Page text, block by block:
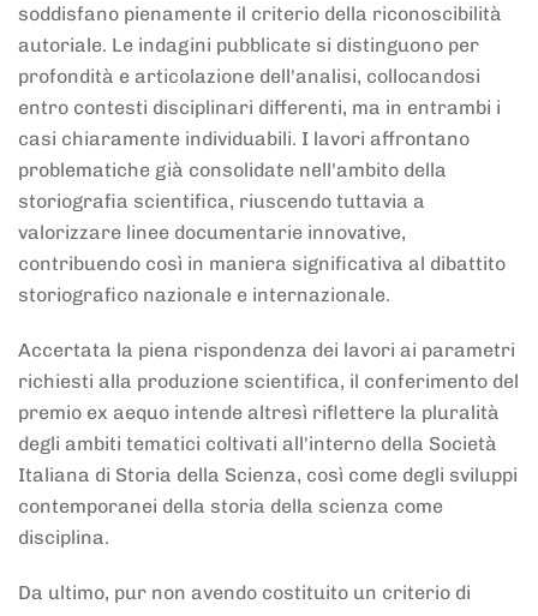
soddisfano pienamente il criterio della riconoscibilità
autoriale. Le indagini pubblicate si distinguono per
profondità e articolazione dell'analisi, collocandosi
entro contesti disciplinari differenti, ma in entrambi i
casi chiaramente individuabili. I lavori affrontano
problematiche già consolidate nell'ambito della
storiografia scientifica, riuscendo tuttavia a
valorizzare linee documentarie innovative,
contribuendo così in maniera significativa al dibattito
storiografico nazionale e internazionale.
Accertata la piena rispondenza dei lavori ai parametri
richiesti alla produzione scientifica, il conferimento del
premio ex aequo intende altresì riflettere la pluralità
degli ambiti tematici coltivati all'interno della Società
Italiana di Storia della Scienza, così come degli sviluppi
contemporanei della storia della scienza come
disciplina.
Da ultimo, pur non avendo costituito un criterio di